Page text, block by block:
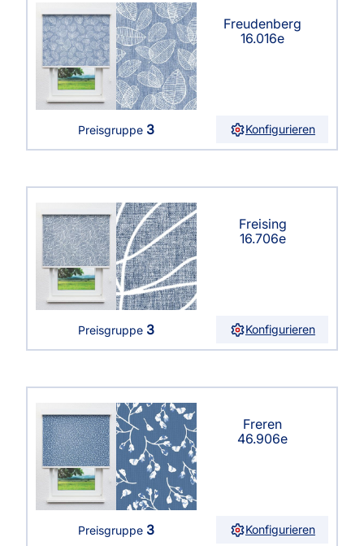
Freudenberg
16.016e
Preisgruppe 3 Konfigurieren
Freising
16.706e
Preisgruppe 3 Konfigurieren
Freren
46.906e
Preisgruppe 3 Konfigurieren